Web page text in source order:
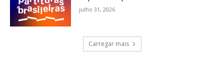
julho 31, 2026
Carregar mais